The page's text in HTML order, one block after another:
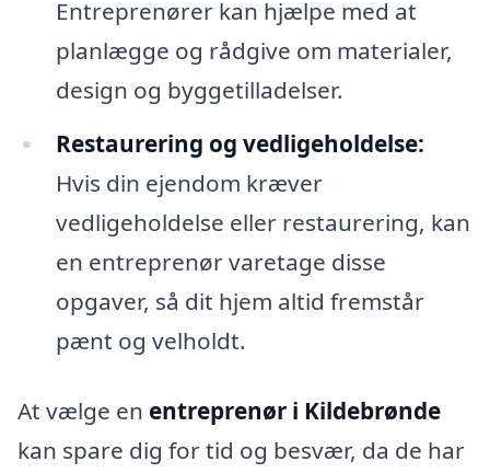
Entreprenører kan hjælpe med at
planlægge og rådgive om materialer,
design og byggetilladelser.
Restaurering og vedligeholdelse:
Hvis din ejendom kræver
vedligeholdelse eller restaurering, kan
en entreprenør varetage disse
opgaver, så dit hjem altid fremstår
pænt og velholdt.
At vælge en entreprenør i Kildebrønde
kan spare dig for tid og besvær, da de har